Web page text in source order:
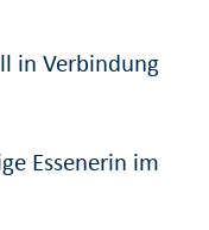
in Verbindung
Essenerin im